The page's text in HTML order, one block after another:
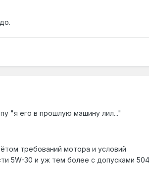
"я его в прошлую машину лил..."
требований мотора и условий
5W-30 и уж тем более с допусками